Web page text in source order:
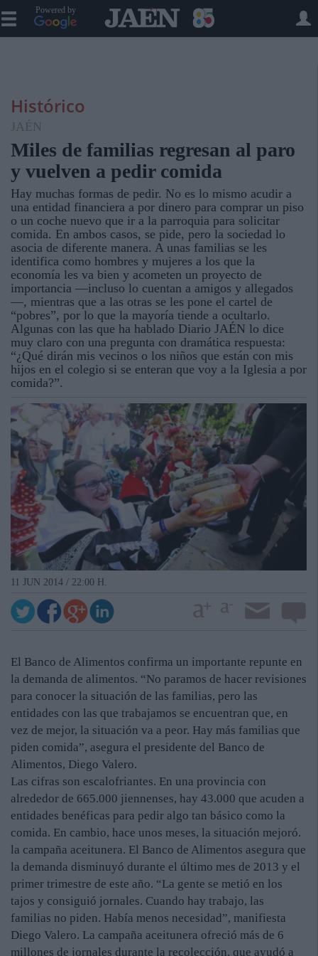
Powered by
Histórico
JAÉN
Miles de familias regresan al paro
y vuelven a pedir comida
Hay muchas formas de pedir. No es lo mismo acudir a
una entidad financiera a por dinero para comprar un piso
o un coche nuevo que ir a la parroquia para solicitar
comida. En ambos casos, se pide, pero la sociedad lo
asocia de diferente manera. A unas familias se les
identifica como hombres y mujeres a los que la
economía les va bien y acometen un proyecto de
importancia —incluso lo cuentan a amigos y allegados
—, mientras que a las otras se les pone el cartel de
“pobres”, por lo que la mayoría tiende a ocultarlo.
Algunas con las que ha hablado Diario JAÉN lo dice
muy claro con una pregunta con dramática respuesta:
“¿Qué dirán mis vecinos o los niños que están con mis
hijos en el colegio si se enteran que voy a la Iglesia a por
comida?”.
11 JUN 2014 / 22:00 H.
El Banco de Alimentos confirma un importante repunte en
la demanda de alimentos. “No paramos de hacer revisiones
para conocer la situación de las familias, pero las
entidades con las que trabajamos se encuentran que, en
vez de mejor, la situación va a peor. Hay más familias que
piden comida”, asegura el presidente del Banco de
Alimentos, Diego Valero.
Las cifras son escalofriantes. En una provincia con
alrededor de 665.000 jiennenses, hay 43.000 que acuden a
entidades benéficas para pedir algo tan básico como la
comida. En cambio, hace unos meses, la situación mejoró.
la campaña aceitunera. El Banco de Alimentos asegura que
la demanda disminuyó durante el último mes de 2013 y el
primer trimestre de este año. “La gente se metió en los
tajos y consiguió jornales. Cuando hay trabajo, las
familias no piden. Había menos necesidad”, manifiesta
Diego Valero. La campaña aceitunera ofreció más de 6
millones de jornales durante la recolección, que ayudó a